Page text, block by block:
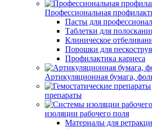
Профессиональная
Пасты для
Таблетки для
Клиническое
Порошки для пескоструя
Профилактика кариеса
Артикуляционная бумага,
препараты
изоляции рабочего поля
Материалы для